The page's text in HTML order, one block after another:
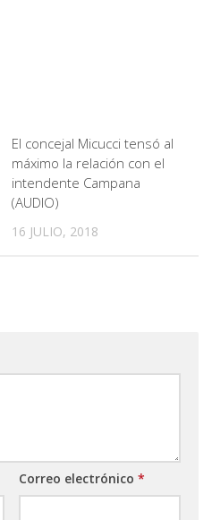
El concejal Micucci tensó al
máximo la relación con el
intendente Campana
(AUDIO)
16 JULIO, 2018
Correo electrónico *